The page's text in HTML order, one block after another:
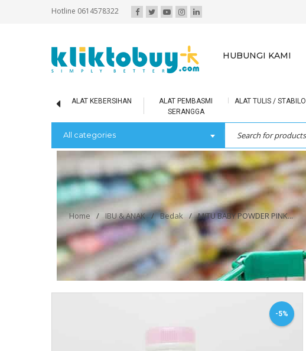
Hotline 0614578322
HUBUNGI KAMI
ALAT KEBERSIHAN
ALAT PEMBASMI
SERANGGA
ALAT TULIS / STABILO
All categories
Home / IBU & ANAK / Bedak / MITU BABY POWDER PINK...
-5%